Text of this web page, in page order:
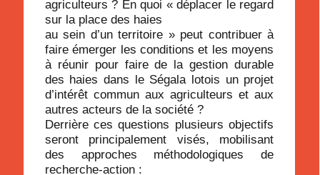
agriculteurs ? En quoi « déplacer le regard
sur la place des haies
au sein d’un territoire » peut contribuer à
faire émerger les conditions et les moyens
à réunir pour faire de la gestion durable
des haies dans le Ségala lotois un projet
d’intérêt commun aux agriculteurs et aux
autres acteurs de la société ?
Derrière ces questions plusieurs objectifs
seront principalement visés, mobilisant
des approches méthodologiques de
recherche-action :